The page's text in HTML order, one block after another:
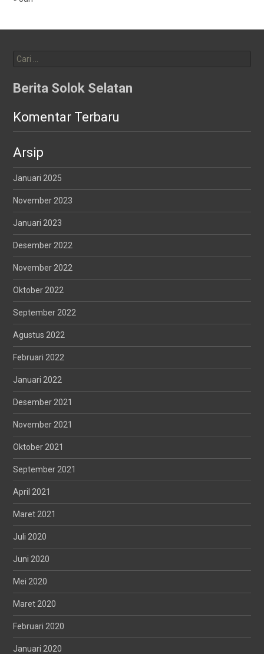
untuk:
Berita Solok Selatan
Komentar Terbaru
Arsip
Januari 2025
November 2023
Januari 2023
Desember 2022
November 2022
Oktober 2022
September 2022
Agustus 2022
Februari 2022
Januari 2022
Desember 2021
November 2021
Oktober 2021
September 2021
April 2021
Maret 2021
Juli 2020
Juni 2020
Mei 2020
Maret 2020
Februari 2020
Januari 2020